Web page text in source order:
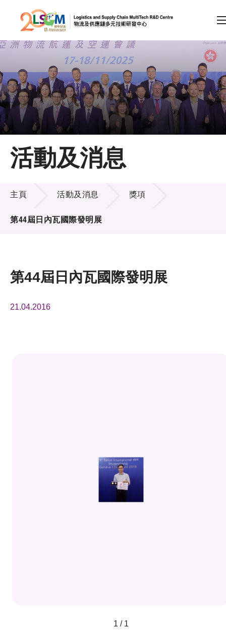
跳到內容（按回車鍵）
會員登入
A A EN 繁 简
主頁
關於LSCM
技術商品化
項目及資助計劃
活動及消息
活動及消息
主頁 活動及消息 獎項
第44屆日內瓦國際發明展
第44屆日內瓦國際發明展
21.04.2016
1 / 1